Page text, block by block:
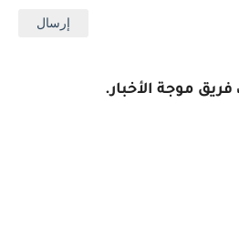
موجة الأخبار.